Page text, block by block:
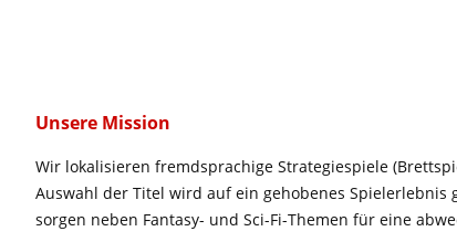
Unsere Mission
Wir lokalisieren fremdsprachige Strategiespiele
Auswahl der Titel wird auf ein gehobenes Spielerlebnis
sorgen neben Fantasy- und Sci-Fi-Themen für eine